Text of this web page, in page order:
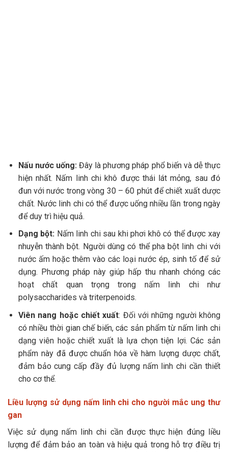
Nấu nước uống: Đây là phương pháp phổ biến và dễ thực
hiện nhất. Nấm linh chi khô được thái lát mỏng, sau đó
đun với nước trong vòng 30 – 60 phút để chiết xuất dược
chất. Nước linh chi có thể được uống nhiều lần trong ngày
để duy trì hiệu quả.
Dạng bột: Nấm linh chi sau khi phơi khô có thể được xay
nhuyễn thành bột. Người dùng có thể pha bột linh chi với
nước ấm hoặc thêm vào các loại nước ép, sinh tố để sử
dụng. Phương pháp này giúp hấp thu nhanh chóng các
hoạt chất quan trọng trong nấm linh chi như
polysaccharides và triterpenoids.
Viên nang hoặc chiết xuất: Đối với những người không
có nhiều thời gian chế biến, các sản phẩm từ nấm linh chi
dạng viên hoặc chiết xuất là lựa chọn tiện lợi. Các sản
phẩm này đã được chuẩn hóa về hàm lượng dược chất,
đảm bảo cung cấp đầy đủ lượng nấm linh chi cần thiết
cho cơ thể.
Liều lượng sử dụng nấm linh chi cho người mắc ung thư
gan
Việc sử dụng nấm linh chi cần được thực hiện đúng liều
lượng để đảm bảo an toàn và hiệu quả trong hỗ trợ điều trị